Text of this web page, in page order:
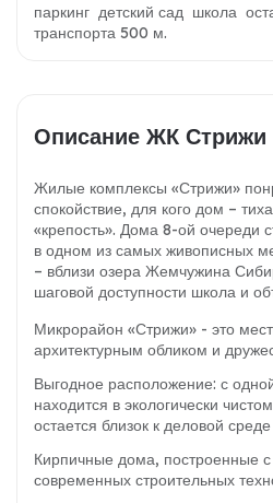
паркинг детский сад школа
транспорта 500 м.
Описание ЖК Стрижи
Жилые комплексы «Стрижи»
спокойствие, для кого дом –
«крепость». Дома 8-ой очереди
в одном из самых живописных
– вблизи озера Жемчужина
шаговой доступности школа и
Микрорайон «Стрижи» - это
архитектурным обликом и
Выгодное расположение: с
находится в экологически
остается близок к деловой
Кирпичные дома, построенные
современных строительных